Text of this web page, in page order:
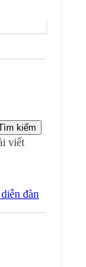
viết
đàn